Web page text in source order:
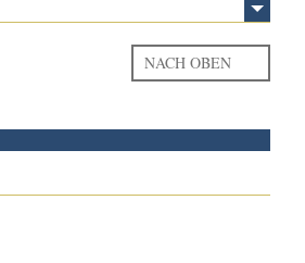
NACH OBEN